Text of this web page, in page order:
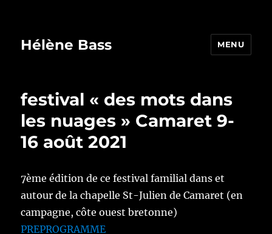
Hélène Bass MENU
festival « des mots dans
les nuages » Camaret 9-
16 août 2021
7ème édition de ce festival familial dans et
autour de la chapelle St-Julien de Camaret (en
campagne, côte ouest bretonne)
PREPROGRAMME